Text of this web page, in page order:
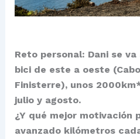
Reto personal: Dani se
bici de este a oeste
Finisterre), unos
julio y agosto.
¿Y qué mejor motivación
avanzado kilómetros